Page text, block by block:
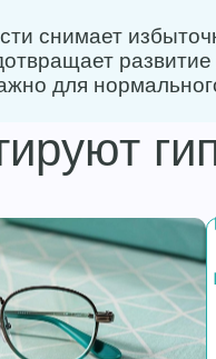
снимает
развитие
для